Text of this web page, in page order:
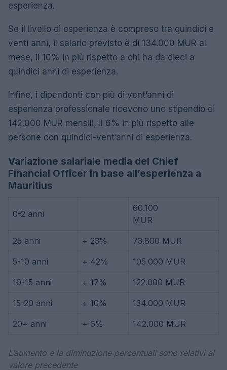
esperienza.
Se il livello di esperienza è compreso tra quindici e
venti anni, il salario previsto è di 134.000 MUR al
mese, il 10% in più rispetto a chi ha da dieci a
quindici anni di esperienza.
Infine, i dipendenti con più di vent’anni di
esperienza professionale ricevono uno stipendio di
142.000 MUR mensili, il 6% in più rispetto alle
persone con quindici-vent’anni di esperienza.
Variazione salariale media del Chief
Financial Officer in base all’esperienza a
Mauritius
0-2 anni
60.100
MUR
25 anni + 23% 73.800 MUR
5-10 anni + 42% 105.000 MUR
10-15 anni + 17% 122.000 MUR
15-20 anni + 10% 134.000 MUR
20+ anni + 6% 142.000 MUR
L’aumento e la diminuzione percentuali sono relativi al
valore precedente